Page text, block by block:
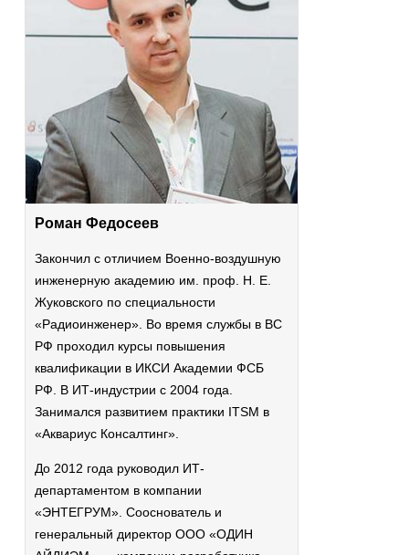
Роман Федосеев
Закончил с отличием Военно-воздушную
инженерную академию им. проф. Н. Е.
Жуковского по специальности
«Радиоинженер». Во время службы в ВС
РФ проходил курсы повышения
квалификации в ИКСИ Академии ФСБ
РФ. В ИТ-индустрии с 2004 года.
Занимался развитием практики ITSM в
«Аквариус Консалтинг».
До 2012 года руководил ИТ-
департаментом в компании
«ЭНТЕГРУМ». Сооснователь и
генеральный директор ООО «ОДИН